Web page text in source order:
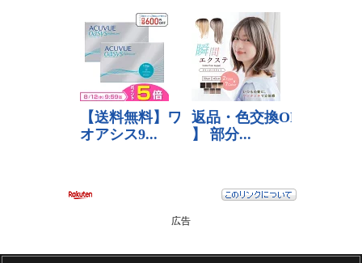
広告